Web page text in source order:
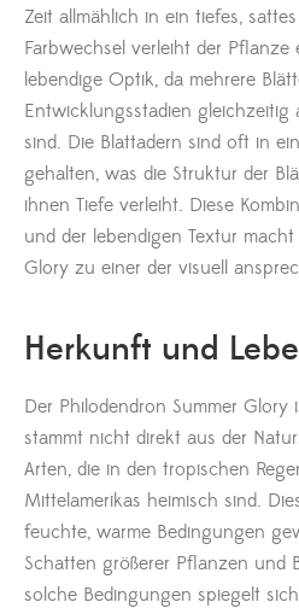
Zeit allmählich in ein tiefes,
Farbwechsel verleiht der Pflanze
lebendige Optik, da mehrere
Entwicklungsstadien
sind. Die Blattadern sind oft in
gehalten, was die Struktur der
ihnen Tiefe verleiht. Diese
und der lebendigen Textur
Glory zu einer der visuell
Herkunft und
Der Philodendron Summer
stammt nicht direkt aus der
Arten, die in den tropischen
Mittelamerikas heimisch sind.
feuchte, warme Bedingungen
Schatten größerer Pflanzen und
solche Bedingungen spiegelt